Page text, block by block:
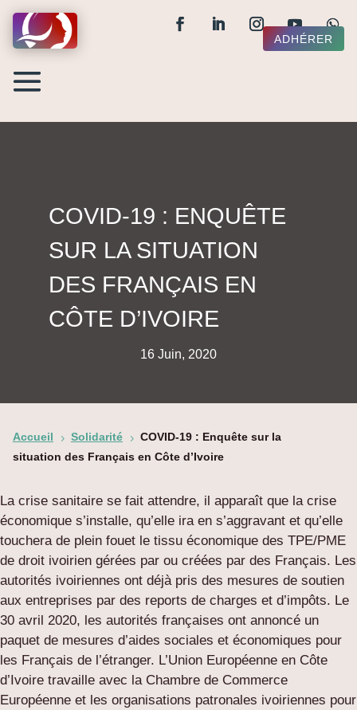
ADHÉRER
COVID-19 : ENQUÊTE
SUR LA SITUATION
DES FRANÇAIS EN
CÔTE D’IVOIRE
16 Juin, 2020
Accueil 5 Solidarité 5 COVID-19 : Enquête sur la
situation des Français en Côte d’Ivoire
La crise sanitaire se fait attendre, il apparaît que la crise
économique s’installe, qu’elle ira en s’aggravant et qu’elle
touchera de plein fouet le tissu économique des TPE/PME
de droit ivoirien gérées par ou créées par des Français. Les
autorités ivoiriennes ont déjà pris des mesures de soutien
aux entreprises par des reports de charges et d’impôts. Le
30 avril 2020, les autorités françaises ont annoncé un
paquet de mesures d’aides sociales et économiques pour
les Français de l’étranger. L’Union Européenne en Côte
d’Ivoire travaille avec la Chambre de Commerce
Européenne et les organisations patronales ivoiriennes pour